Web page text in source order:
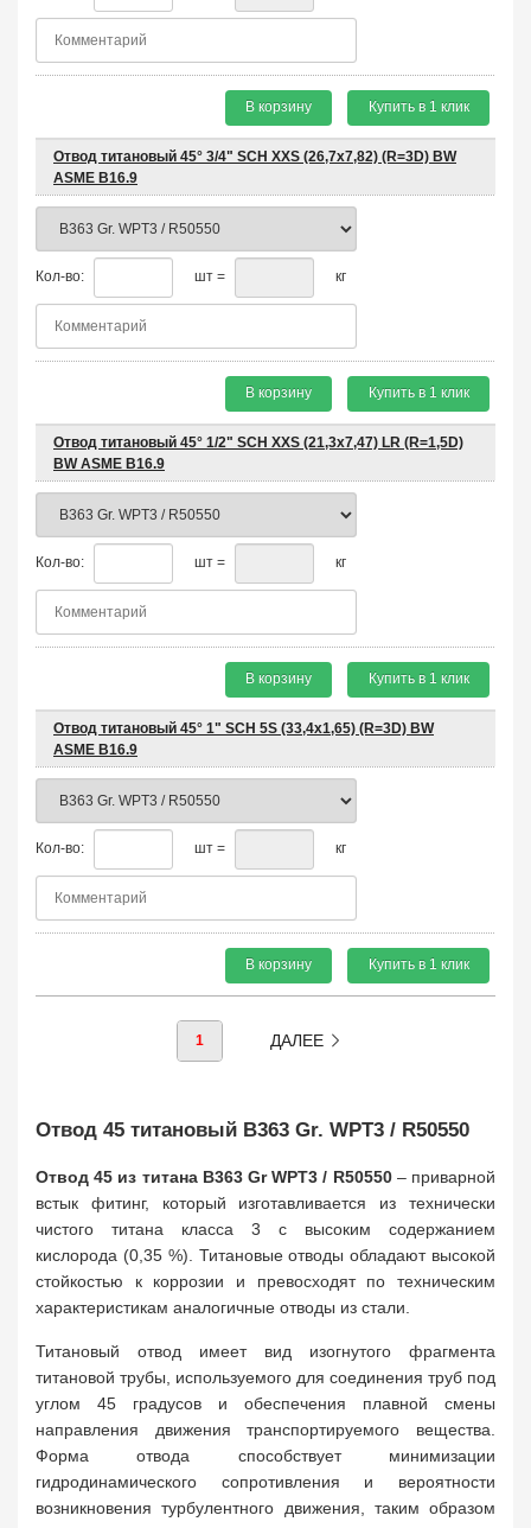
В корзину Купить в 1 клик
Отвод титановый 45° 3/4" SCH XXS (26,7х7,82) (R=3D) BW
ASME B16.9
Кол-во: шт = кг
В корзину Купить в 1 клик
Отвод титановый 45° 1/2" SCH XXS (21,3х7,47) LR (R=1,5D)
BW ASME B16.9
Кол-во: шт = кг
В корзину Купить в 1 клик
Отвод титановый 45° 1" SCH 5S (33,4х1,65) (R=3D) BW
ASME B16.9
Кол-во: шт = кг
В корзину Купить в 1 клик
1 ДАЛЕЕ
Отвод 45 титановый B363 Gr. WPT3 / R50550
Отвод 45 из титана B363 Gr WPT3 / R50550– приварной
встык фитинг, который изготавливается из технически
чистого титана класса 3 с высоким содержанием
кислорода (0,35 %). Титановые отводы обладают высокой
стойкостью к коррозии и превосходят по техническим
характеристикам аналогичные отводы из стали.
Титановый отвод имеет вид изогнутого фрагмента
титановой трубы, используемого для соединения труб под
углом 45 градусов и обеспечения плавной смены
направления движения транспортируемого вещества.
Форма отвода способствует минимизации
гидродинамического сопротивления и вероятности
возникновения турбулентного движения, таким образом